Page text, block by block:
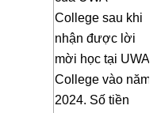
College sau khi
nhận được lời
mời học tại UWA
College vào năm
2024. Số tiền